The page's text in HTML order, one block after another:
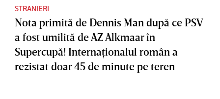
STRANIERI
Nota primită de Dennis Man după ce PSV
a fost umilită de AZ Alkmaar în
Supercupă! Internaţionalul român a
rezistat doar 45 de minute pe teren